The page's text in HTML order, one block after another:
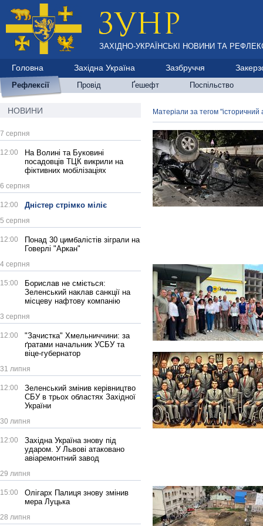
ЗАХІДНО-УКРАЇНСЬКІ НОВИНИ ТА
Головна Західна Україна Зазбруччя
Рефлексії Провід Ґешефт Поспільство
НОВИНИ
7 серпня
12:00
На Волині та Буковині
посадовців ТЦК викрили на
фіктивних мобілізаціях
6 серпня
12:00 Дністер стрімко міліє
5 серпня
12:00
Понад 30 цимбалістів зіграли на
Говерлі "Аркан"
4 серпня
15:00
Борислав не сміється:
Зеленський наклав санкції на
місцеву нафтову компанію
3 серпня
12:00
"Зачистка" Хмельниччини: за
ґратами начальник УСБУ та
віце-губернатор
31 липня
12:00
Зеленський змінив керівництво
СБУ в трьох областях Західної
України
30 липня
12:00
Західна Україна знову під
ударом. У Львові атаковано
авіаремонтний завод
29 липня
15:00
Олігарх Палиця знову змінив
мера Луцька
28 липня
Матеріали за тегом "історичний